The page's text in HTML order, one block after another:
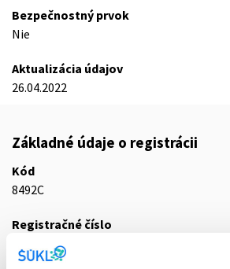
Bezpečnostný prvok
Nie
Aktualizácia údajov
26.04.2022
Základné údaje o registrácii
Kód
8492C
Registračné číslo
87/0850/09-S